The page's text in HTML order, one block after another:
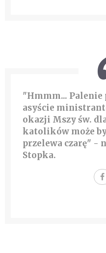
"Hmmm... Palenie
asyście
okazji Mszy św.
katolików może
przelewa czarę" -
Stopka.